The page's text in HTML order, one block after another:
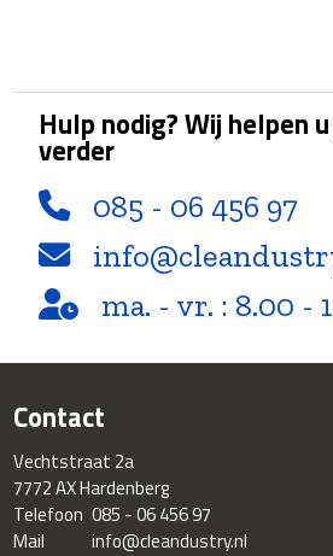
Hulp nodig? Wij helpen
verder
085 - 06 456 97
ma. - vr. : 8.00 -
Contact
Vechtstraat 2a
7772 AX Hardenberg
Telefoon 085 - 06 456 97
Mail
info@cleandustry.nl